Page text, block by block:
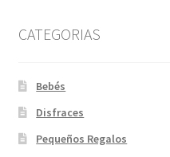
CATEGORIAS
Bebés
Disfraces
Pequeños Regalos